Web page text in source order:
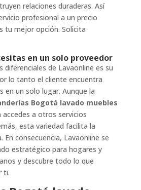
relaciones duraderas. Así
profesional a un precio
tu mejor opción. Solicita
en un solo proveedor
diferenciales de Lavaonline es su
lo tanto el cliente encuentra
en un solo lugar. Aunque la
Bogotá lavado muebles
accedes a otros servicios
esta variedad facilita la
En consecuencia, Lavaonline se
estratégico para hogares y
y descubre todo lo que
ti.